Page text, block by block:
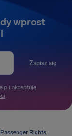
wprost
Zapisz się
i akceptuję
.
Rights